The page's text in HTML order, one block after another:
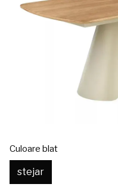
Culoare blat
stejar